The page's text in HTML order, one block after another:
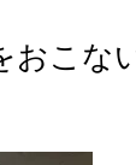
おこな